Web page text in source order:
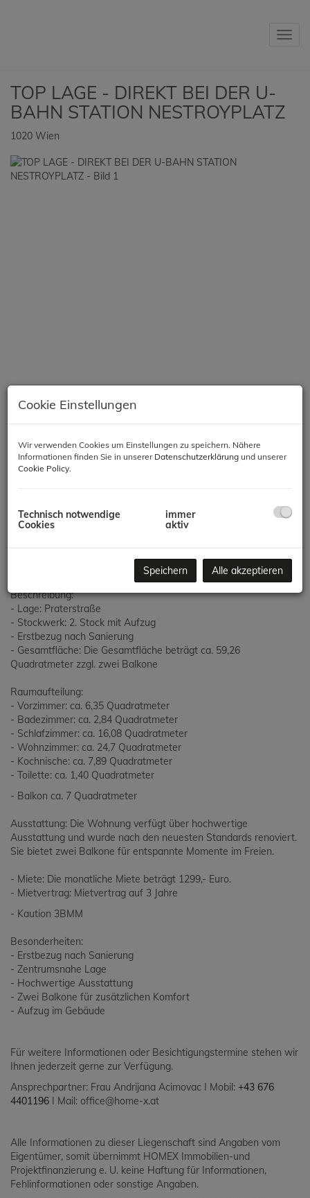
TOP LAGE - DIREKT BEI DER U-
BAHN STATION NESTROYPLATZ
1020 Wien
Lage: Die Wohnung befindet sich in der Praterstraße, nur wenige
Verkehrsmittel und ist ideal für Pendler.
Beschreibung:
- Lage: Praterstraße
- Stockwerk: 2. Stock mit Aufzug
- Erstbezug nach Sanierung
- Gesamtfläche: Die Gesamtfläche beträgt ca. 59,26
Quadratmeter zzgl. zwei Balkone
Raumaufteilung:
- Vorzimmer: ca. 6,35 Quadratmeter
- Badezimmer: ca. 2,84 Quadratmeter
- Schlafzimmer: ca. 16,08 Quadratmeter
- Wohnzimmer: ca. 24,7 Quadratmeter
- Kochnische: ca. 7,89 Quadratmeter
- Toilette: ca. 1,40 Quadratmeter
- Balkon ca. 7 Quadratmeter
Ausstattung: Die Wohnung verfügt über hochwertige
Ausstattung und wurde nach den neuesten Standards renoviert.
Sie bietet zwei Balkone für entspannte Momente im Freien.
- Miete: Die monatliche Miete beträgt 1299,- Euro.
- Mietvertrag: Mietvertrag auf 3 Jahre
- Kaution 3BMM
Besonderheiten:
- Erstbezug nach Sanierung
- Zentrumsnahe Lage
- Hochwertige Ausstattung
- Zwei Balkone für zusätzlichen Komfort
- Aufzug im Gebäude
Für weitere Informationen oder Besichtigungstermine stehen wir
Ihnen jederzeit gerne zur Verfügung.
Ansprechpartner: Frau Andrijana Acimovac I Mobil: +43 676
4401196 I Mail: office@home-x.at
Alle Informationen zu dieser Liegenschaft sind Angaben vom
Eigentümer, somit übernimmt HOMEX Immobilien-und
Projektfinanzierung e. U. keine Haftung für Informationen,
Fehlinformationen oder sonstige Angaben.
Cookie Einstellungen
Wir verwenden Cookies um Einstellungen zu speichern. Nähere
Informationen finden Sie in unserer Datenschutzerklärung und unserer
Cookie Policy.
Technisch notwendige
Cookies
immer
aktiv
Speichern Alle akzeptieren